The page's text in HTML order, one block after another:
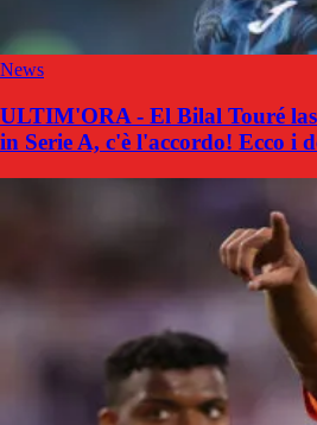
News
ULTIM'ORA - El Bilal Touré
in Serie A, c'è l'accordo! Ecco i